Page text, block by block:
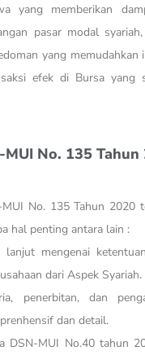
yang memberikan
pasar modal
yang memudahkan
efek di Bursa yang
No. 135 Tahun
No. 135 Tahun 2020
hal penting antara lain :
mengenai
dari Aspek Syariah.
penerbitan, dan
dan detail.
DSN-MUI No.40 tahun